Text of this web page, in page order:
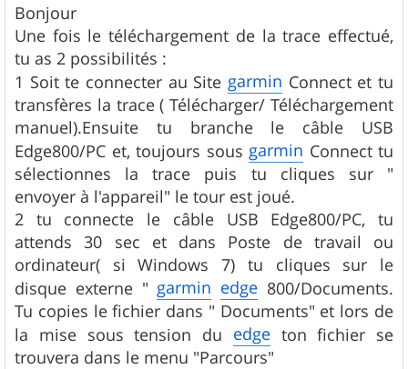
s
s
a
g
e
Bonjour
Une fois le téléchargement de la trace effectué,
tu as 2 possibilités :
1 Soit te connecter au Site garmin Connect et tu
transfères la trace ( Télécharger/ Téléchargement
manuel).Ensuite tu branche le câble USB
Edge800/PC et, toujours sous garmin Connect tu
sélectionnes la trace puis tu cliques sur "
envoyer à l'appareil" le tour est joué.
2 tu connecte le câble USB Edge800/PC, tu
attends 30 sec et dans Poste de travail ou
ordinateur( si Windows 7) tu cliques sur le
disque externe " garmin edge 800/Documents.
Tu copies le fichier dans " Documents" et lors de
la mise sous tension du edgeton fichier se
trouvera dans le menu "Parcours"